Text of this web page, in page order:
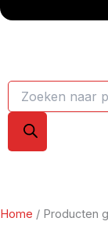
Home / Producten